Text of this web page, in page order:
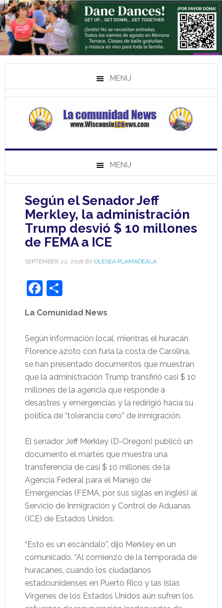
MENU
MENU
Según el Senador Jeff
Merkley, la administración
Trump desvió $ 10 millones
de FEMA a ICE
SEPTEMBER 22, 2018 BY OLESEA PLAMADEALA
Facebook
Share
La Comunidad News
Según información local, mientras el huracán
Florence azoto con furia la costa de Carolina,
se han presentado documentos que muestran
que la administración Trump transfirió casi $ 10
millones de la agencia que responde a
desastres y emergencias y la redirigió hacia su
política de “tolerancia cero” de inmigración.
El senador Jeff Merkley (D-Oregon) publicó un
documento el martes que muestra una
transferencia de casi $ 10 millones de la
Agencia Federal para el Manejo de
Emergencias (FEMA, por sus siglas en inglés) al
Servicio de Inmigración y Control de Aduanas
(ICE) de Estados Unidos.
“Esto es un escándalo”, dijo Merkley en un
comunicado. “Al comienzo de la temporada de
huracanes, cuando los ciudadanos
estadounidenses en Puerto Rico y las Islas
Vírgenes de los Estados Unidos aún sufren los